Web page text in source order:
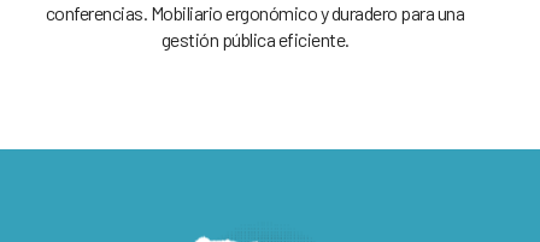
conferencias. Mobiliario ergonómico y duradero para una
gestión pública eficiente.